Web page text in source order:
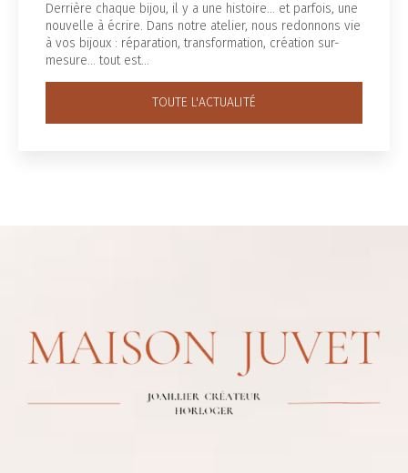
Derrière chaque bijou, il y a une histoire... et parfois, une
nouvelle à écrire. Dans notre atelier, nous redonnons vie
à vos bijoux : réparation, transformation, création sur-
mesure… tout est…
TOUTE L'ACTUALITÉ